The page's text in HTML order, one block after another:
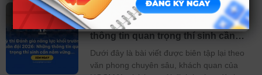
Kỳ thi Đánh giá năng lực khối
trường Quân đội 2026: Những
thông tin quan trọng thí sinh cần
nắm vững
Dưới đây là bài viết được biên tập lại theo
văn phong chuyên sâu, khách quan của